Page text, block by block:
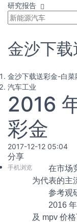
研究报告
金沙下
金沙下载送彩金-白
汽车工业
2016
彩金
2017-12-12 05:04
分享
手机浏览 在市场竞
为代表的主
参考观
2016
及 mpv 价